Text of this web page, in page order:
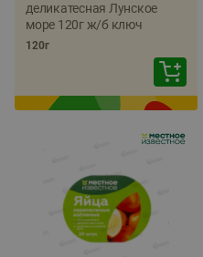
деликатесная Лунское
море 120г ж/б ключ
120г